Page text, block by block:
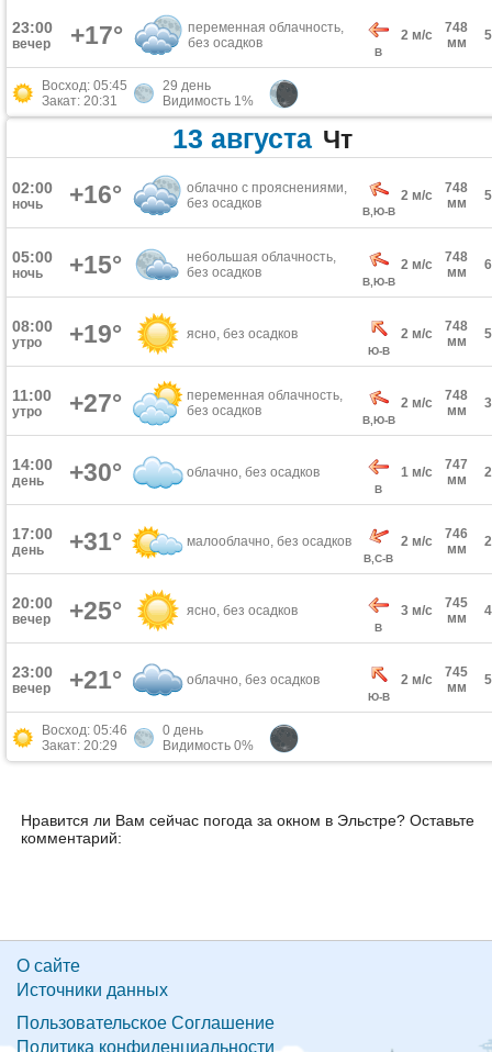
23:00
вечер +17°
переменная облачность,
без осадков
В
2 м/с
748
мм
Восход: 05:45
Закат: 20:31
29 день
Видимость 1%
13 августа Чт
02:00
ночь +16°
облачно с прояснениями,
без осадков
В,Ю-В
2 м/с
748
мм
05:00
ночь +15°
небольшая облачность,
без осадков
В,Ю-В
2 м/с
748
мм
08:00
утро +19° ясно, без осадков
Ю-В
2 м/с
748
мм
11:00
утро +27°
переменная облачность,
без осадков
В,Ю-В
2 м/с
748
мм
14:00
день +30° облачно, без осадков
В
1 м/с
747
мм
17:00
день +31° малооблачно, без осадков
В,С-В
2 м/с
746
мм
20:00
вечер +25° ясно, без осадков
В
3 м/с
745
мм
23:00
вечер +21° облачно, без осадков
Ю-В
2 м/с
745
мм
Восход: 05:46
Закат: 20:29
0 день
Видимость 0%
Нравится ли Вам сейчас погода за окном в Эльстре? Оставьте
комментарий:
О сайте
Источники данных
Пользовательское Соглашение
Политика конфиденциальности